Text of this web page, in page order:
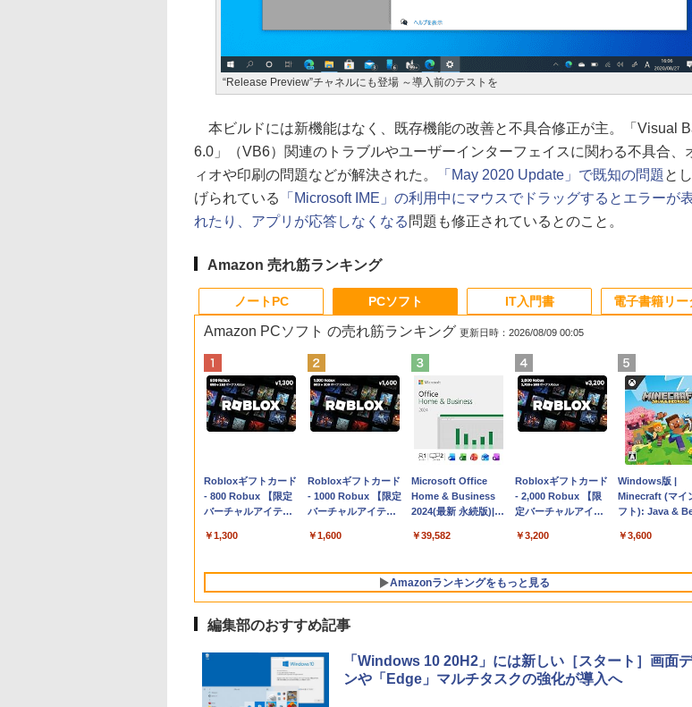
“Release Preview”チャネルにも登場 ～導入前のテストを
本ビルドには新機能はなく、既存機能の改善と不具合修正が主。「Visual
6.0」（VB6）関連のトラブルやユーザーインターフェイスに関わる不具合、
ィオや印刷の問題などが解決された。
「May 2020 Update」で既知の問題 と
げられている
「Microsoft IME」の利用中にマウスでドラッグするとエラーが
れたり、アプリが応答しなくなる 問題も修正されているとのこと。
Amazon 売れ筋ランキング
ノートPC
Apple 2026
MacBook Neo A18
Proチップ搭載13イ
AIとApple
設計、Liquid Retina
ユニファイドメモ
リ、512GB SSDスト
レージ、1080p
ラ、Touch ID - イン
￥137,800
tomtoc 360°保護
15.6 16インチ パソコ
ンケース Dell NEC
dynabook Lenovo
￥2,952
Apple 2026
MacBook Air M5チ
ップ搭載13インチノ
Apple Intelligence、
Retinaディスプレ
イ、16GBユニファイ
ドメモリ、512GB
ーボード、Touch ID
- ミッドナイト
￥224,800
【Amazon.co.jp限
定】 HP ノートパソ
コン 15-fd 15.6イン
512GB SSD インテ
￥129,800
FMV ノートパソ
WE1-K3 (MS
Personal/
型/Core i5/
￥139,880
PCソフト
Amazon PCソフト の売れ筋ランキング 更新日時：2026/08/09 00:05
Robloxギフトカード
- 800 Robux 【限定
バーチャルアイテム
ンゲームコード】 ロ
インコード版
￥1,300
Robloxギフトカード
- 1000 Robux 【限定
バーチャルアイテム
ンゲームコード】 ロ
ンコード版
￥1,600
Microsoft Office
Home & Business
2024(最新 永続版)|オ
版|Windows11、
￥39,582
Robloxギフトカード
- 2,000 Robux 【限
定バーチャルアイテ
インゲームコード】
ラインコード版
￥3,200
Windows版 |
Minecraft (マイ
フト): Java &
ード版
￥3,600
Amazonランキングをもっと見る
IT入門書 電子書籍リー
編集部のおすすめ記事
「Windows 10 20H2」には新しい［スタート］画面
ンや「Edge」マルチタスクの強化が導入へ